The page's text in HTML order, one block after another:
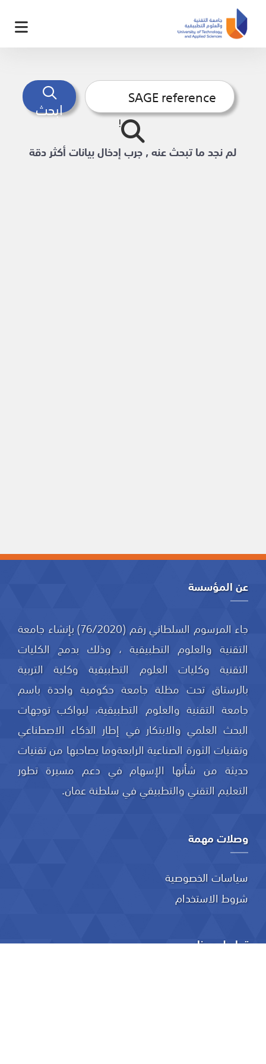
ابحث
لم نجد ما تبحث عنه , جرب إدخال بيانات أكثر دقة
عن المؤسسة
جاء المرسوم السلطاني رقم (76/2020) بإنشاء جامعة
التقنية والعلوم التطبيقية ، وذلك بدمج الكليات
التقنية وكليات العلوم التطبيقية وكلية التربية
بالرستاق تحت مظلة جامعة حكومية واحدة باسم
جامعة التقنية والعلوم التطبيقية، ليواكب توجهات
البحث العلمي والابتكار في إطار الذكاء الاصطناعي
وتقنيات الثورة الصناعية الرابعةوما يصاحبها من تقنيات
حديثة من شأنها الإسهام في دعم مسيرة تطور
التعليم التقني والتطبيقي في سلطنة عمان.
وصلات مهمة
سياسات الخصوصية
شروط الاستخدام
تواصل معنا